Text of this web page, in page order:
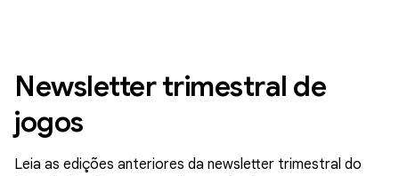
Newsletter trimestral de
jogos
Leia as edições anteriores da newsletter trimestral do